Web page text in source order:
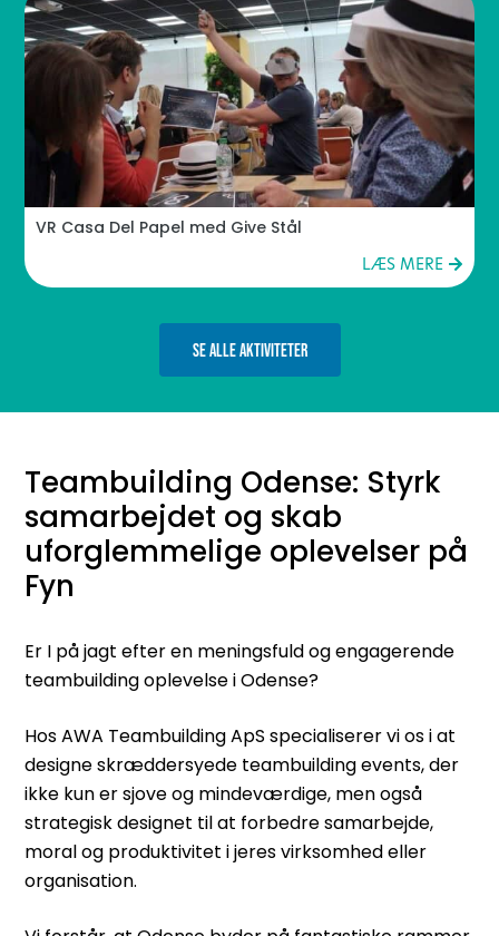
VR Casa Del Papel med Give Stål
LÆS MERE
SE ALLE AKTIVITETER
Teambuilding Odense: Styrk
samarbejdet og skab
uforglemmelige oplevelser på
Fyn
Er I på jagt efter en meningsfuld og engagerende
teambuilding oplevelse i Odense?
Hos AWA Teambuilding ApS specialiserer vi os i at
designe skræddersyede teambuilding events, der
ikke kun er sjove og mindeværdige, men også
strategisk designet til at forbedre samarbejde,
moral og produktivitet i jeres virksomhed eller
organisation.